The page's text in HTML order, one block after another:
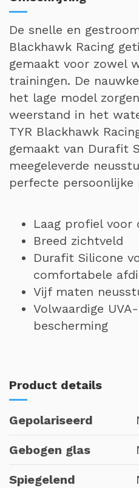
De snelle en
Blackhawk Racing
gemaakt voor zowel
trainingen. De
het lage model
weerstand in het
TYR Blackhawk
gemaakt van Durafit
meegeleverde
perfecte persoonlijke
Laag profiel
Breed zichtveld
Durafit Silicone
comfortabele
Vijf maten
Volwaardige
bescherming
Product details
Gepolariseerd
Gebogen glas
Spiegelend